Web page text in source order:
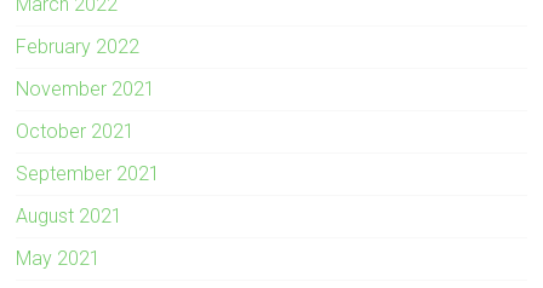
March 2022
February 2022
November 2021
October 2021
September 2021
August 2021
May 2021